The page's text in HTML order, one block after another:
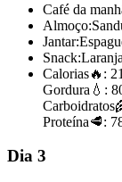
Café da
Almoço:
Jantar:
Snack:Laranja
Calorias🔥:
Gordura 💧:
Carboidratos
Proteína🥩:
Dia 3